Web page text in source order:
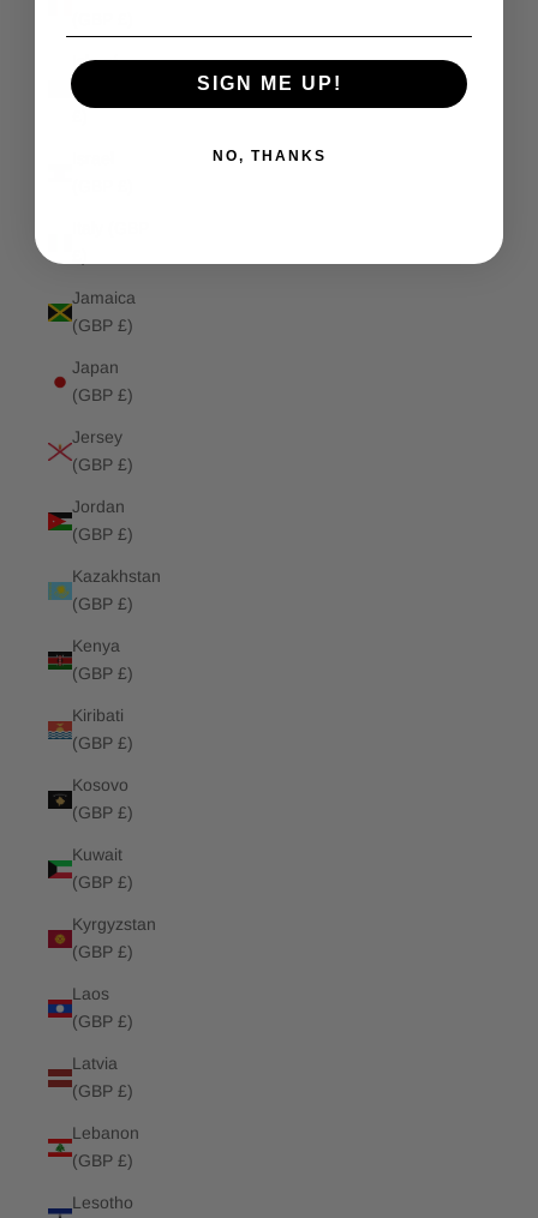
Isle of
Man (GBP
Jamaica
(GBP £)
Japan
(GBP £)
Jersey
(GBP £)
Jordan
(GBP £)
Kazakhstan
(GBP £)
Kenya
(GBP £)
Kiribati
(GBP £)
Kosovo
(GBP £)
Kuwait
(GBP £)
Kyrgyzstan
(GBP £)
Laos
(GBP £)
Latvia
(GBP £)
Lebanon
(GBP £)
Lesotho
SIGN ME UP!
NO, THANKS